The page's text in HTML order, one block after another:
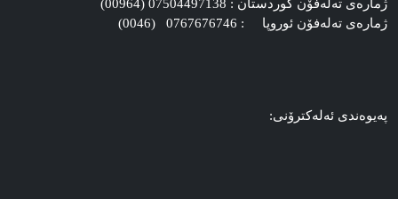
ژماره‌ی ته‌له‌فۆن کوردستان : 07504497138 (00964)
ژماره‌ی ته‌له‌فۆن ئوروپا : 0767676746 (0046)
په‌یوه‌ندی ئه‌له‌کترۆنی: